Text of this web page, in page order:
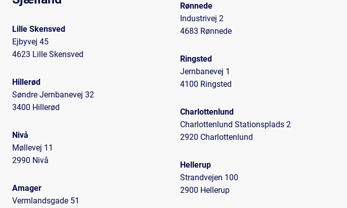
Lille Skensved
Ejbyvej 45
4623 Lille Skensved
Hillerød
Søndre Jernbanevej 32
3400 Hillerød
Nivå
Møllevej 11
2990 Nivå
Amager
Vermlandsgade 51
Rønnede
Industrivej 2
4683 Rønnede
Ringsted
Jernbanevej 1
4100 Ringsted
Charlottenlund
Charlottenlund Stationsplads 2
2920 Charlottenlund
Hellerup
Strandvejen 100
2900 Hellerup